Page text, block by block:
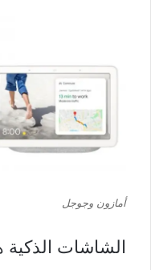
أمازون وجوجل
الشاشات